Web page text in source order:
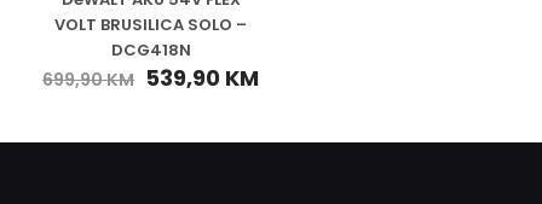
VOLT BRUSILICA SOLO –
DCG418N
699,90KM 539,90 KM